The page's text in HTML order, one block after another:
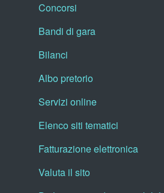
Concorsi
Bandi di gara
Bilanci
Albo pretorio
Servizi online
Elenco siti tematici
Fatturazione elettronica
Valuta il sito